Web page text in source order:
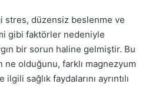
stres, düzensiz beslenme ve
gibi faktörler nedeniyle
bir sorun haline gelmiştir. Bu
ne olduğunu, farklı magnezyum
sağlık faydalarını ayrıntılı